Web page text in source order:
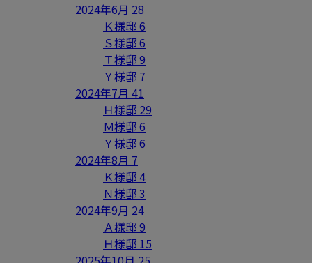
2024年6月 28
Ｋ様邸6
Ｓ様邸6
Ｔ様邸9
Ｙ様邸 7
2024年7月 41
Ｈ様邸 29
Ｍ様邸6
Ｙ様邸6
2024年8月 7
Ｋ様邸4
Ｎ様邸3
2024年9月 24
Ａ様邸9
Ｈ様邸 15